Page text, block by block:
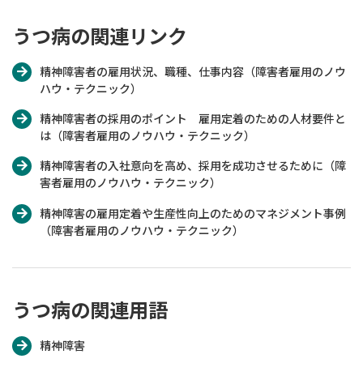
うつ病の関連リンク
精神障害者の雇用状況、職種、仕事内容（障害者雇用のノウ
ハウ・テクニック）
精神障害者の採用のポイント 雇用定着のための人材要件と
は（障害者雇用のノウハウ・テクニック）
精神障害者の入社意向を高め、採用を成功させるために（障
害者雇用のノウハウ・テクニック）
精神障害の雇用定着や生産性向上のためのマネジメント事例
（障害者雇用のノウハウ・テクニック）
うつ病の関連用語
精神障害